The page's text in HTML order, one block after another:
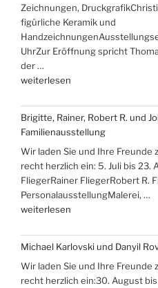
ans
Meer““
Zeichnungen,
figürliche Keramik und
UhrZur Eröffnung spricht
der …
„Ausstellungen
Hans-
Christoph
Rackwitz
und
Christine
Rammelt-
Hadelich“
weiterlesen
Brigitte, Rainer, Robert R. und
Familienausstellung
Wir laden Sie und Ihre
recht herzlich ein: 5. Juli bis
FliegerRainer FliegerRobert R.
PersonalausstellungMalerei, …
„Brigitte,
Robert
R.
und
Johanna
weiterlesen
Michael Karlovski und Danyil
Wir laden Sie und Ihre
recht herzlich ein:30. August